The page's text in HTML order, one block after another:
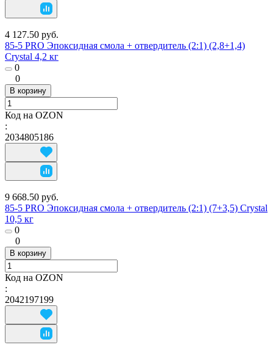
4 127.50 руб.
85-5 PRO Эпоксидная смола + отвердитель (2:1) (2,8+1,4)
Crystal 4,2 кг
0
0
В корзину
Код на OZON
:
2034805186
9 668.50 руб.
85-5 PRO Эпоксидная смола + отвердитель (2:1) (7+3,5) Crystal
10,5 кг
0
0
В корзину
Код на OZON
:
2042197199